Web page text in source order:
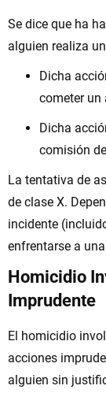
Se dice que ha
alguien realiza
Dicha
cometer un
Dicha
comisión
La tentativa de
de clase X.
incidente
enfrentarse a
Homicidio
Imprudente
El homicidio
acciones
alguien sin